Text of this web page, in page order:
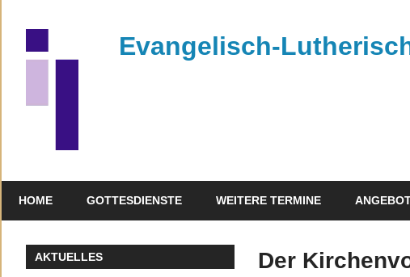
Inhalt
springen
Evangelisch-
Gottesdienste
Aktivitäten
HOME GOTTESDIENSTE WEITERE TERMINE
Der
AKTUELLES